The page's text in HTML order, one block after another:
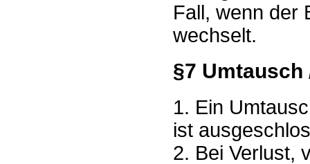
Fall, wenn der
wechselt.
§7 Umtausch
1. Ein
ist
2. Bei Verlust,